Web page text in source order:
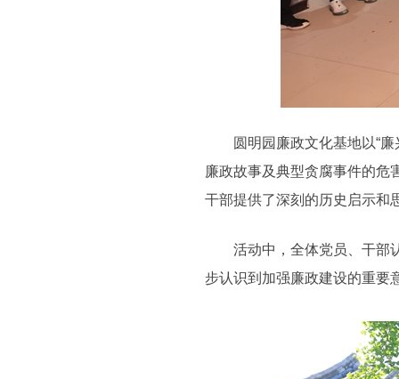
圆明园廉政文化基地以“廉
廉政故事及典型贪腐事件的危
干部提供了深刻的历史启示和
活动中，全体党员、干部认
步认识到加强廉政建设的重要